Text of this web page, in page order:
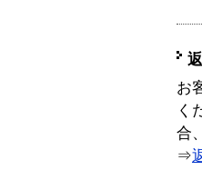
お
く
合
⇒